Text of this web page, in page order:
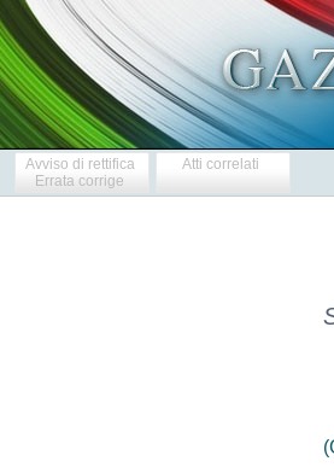
Avviso di rettifica
Errata corrige
Atti correlati